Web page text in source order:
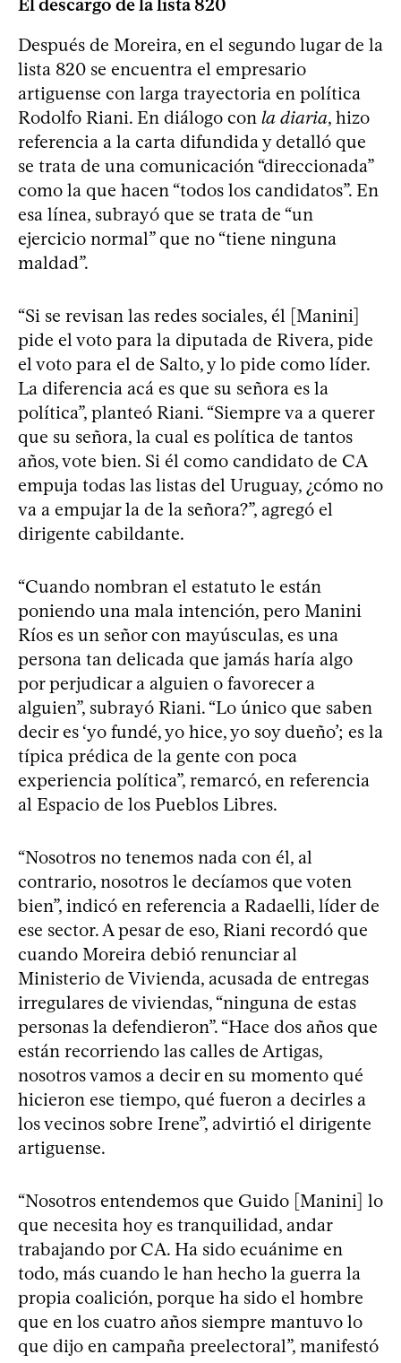
Después de Moreira, en el segundo lugar de la
lista 820 se encuentra el empresario
artiguense con larga trayectoria en política
Rodolfo Riani. En diálogo con la diaria, hizo
referencia a la carta difundida y detalló que
se trata de una comunicación “direccionada”
como la que hacen “todos los candidatos”. En
esa línea, subrayó que se trata de “un
ejercicio normal” que no “tiene ninguna
maldad”.
“Si se revisan las redes sociales, él [Manini]
pide el voto para la diputada de Rivera, pide
el voto para el de Salto, y lo pide como líder.
La diferencia acá es que su señora es la
política”, planteó Riani. “Siempre va a querer
que su señora, la cual es política de tantos
años, vote bien. Si él como candidato de CA
empuja todas las listas del Uruguay, ¿cómo no
va a empujar la de la señora?”, agregó el
dirigente cabildante.
“Cuando nombran el estatuto le están
poniendo una mala intención, pero Manini
Ríos es un señor con mayúsculas, es una
persona tan delicada que jamás haría algo
por perjudicar a alguien o favorecer a
alguien”, subrayó Riani. “Lo único que saben
decir es ‘yo fundé, yo hice, yo soy dueño’; es la
típica prédica de la gente con poca
experiencia política”, remarcó, en referencia
al Espacio de los Pueblos Libres.
“Nosotros no tenemos nada con él, al
contrario, nosotros le decíamos que voten
bien”, indicó en referencia a Radaelli, líder de
ese sector. A pesar de eso, Riani recordó que
cuando Moreira debió renunciar al
Ministerio de Vivienda, acusada de entregas
irregulares de viviendas, “ninguna de estas
personas la defendieron”. “Hace dos años que
están recorriendo las calles de Artigas,
nosotros vamos a decir en su momento qué
hicieron ese tiempo, qué fueron a decirles a
los vecinos sobre Irene”, advirtió el dirigente
artiguense.
“Nosotros entendemos que Guido [Manini] lo
que necesita hoy es tranquilidad, andar
trabajando por CA. Ha sido ecuánime en
todo, más cuando le han hecho la guerra la
propia coalición, porque ha sido el hombre
que en los cuatro años siempre mantuvo lo
que dijo en campaña preelectoral”, manifestó